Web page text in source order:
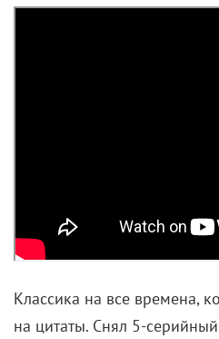
Классика на все времена,
на цитаты. Снял 5-серийный